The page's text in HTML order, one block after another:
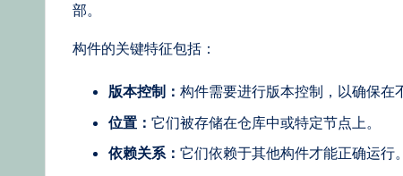
部。
构件的关键特征包括：
版本控制： 构件需要进行版本控制，以确保在
位置： 它们被存储在仓库中或特定节点上。
依赖关系： 它们依赖于其他构件才能正确运行。